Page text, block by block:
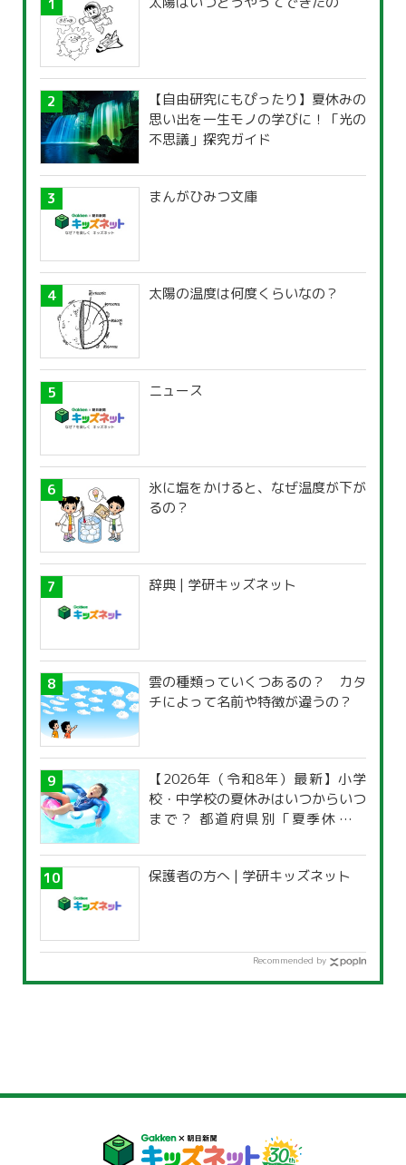
【自由研究にもぴったり】夏休みの
思い出を一生モノの学びに！「光の
不思議」探究ガイド
まんがひみつ文庫
太陽の温度は何度くらいなの？
ニュース
氷に塩をかけると、なぜ温度が下が
るの？
辞典 | 学研キッズネット
雲の種類っていくつあるの？ カタ
チによって名前や特徴が違うの？
【2026年（令和8年）最新】小学
校・中学校の夏休みはいつからいつ
まで？ 都道府県別「夏季休暇一
保護者の方へ | 学研キッズネット
Recommended by